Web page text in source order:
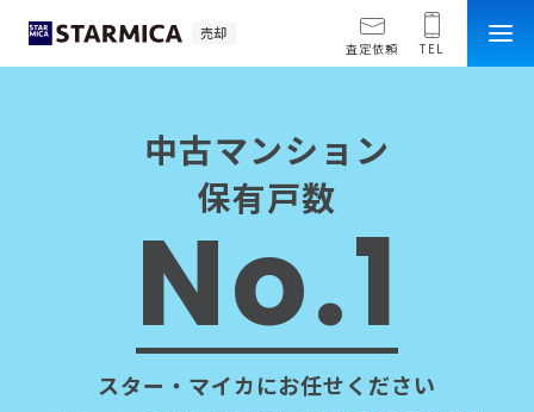
売却
査定依頼 TEL
中古マンション
保有戸数
No.1
スター・マイカにお任せください